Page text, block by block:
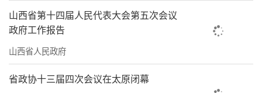
山西省第十四届人民代表大会第五次会议
政府工作报告
山西省人民政府
省政协十三届四次会议在太原闭幕